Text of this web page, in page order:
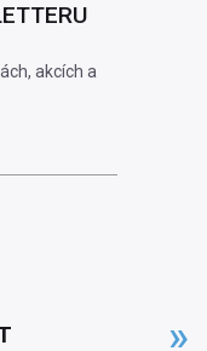
akcích a